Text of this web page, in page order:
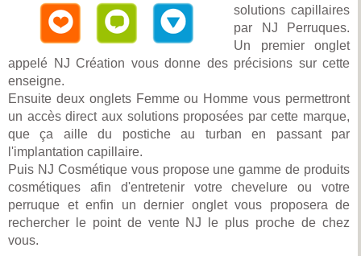
solutions capillaires
par NJ Perruques.
Un premier onglet
appelé NJ Création vous donne des précisions sur cette
enseigne.
Ensuite deux onglets Femme ou Homme vous permettront
un accès direct aux solutions proposées par cette marque,
que ça aille du postiche au turban en passant par
l'implantation capillaire.
Puis NJ Cosmétique vous propose une gamme de produits
cosmétiques afin d'entretenir votre chevelure ou votre
perruque et enfin un dernier onglet vous proposera de
rechercher le point de vente NJ le plus proche de chez
vous.